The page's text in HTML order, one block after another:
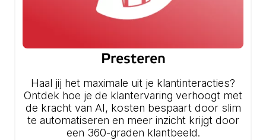
Presteren
Haal jij het maximale uit je klantinteracties?
Ontdek hoe je de klantervaring verhoogt met
de kracht van AI, kosten bespaart door slim
te automatiseren en meer inzicht krijgt door
een 360-graden klantbeeld.